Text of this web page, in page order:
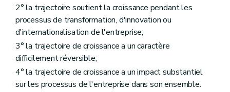
2° la trajectoire soutient la croissance pendant les
processus de transformation, d'innovation ou
d'internationalisation de l'entreprise;
3° la trajectoire de croissance a un caractère
difficilement réversible;
4° la trajectoire de croissance a un impact substantiel
sur les processus de l'entreprise dans son ensemble.